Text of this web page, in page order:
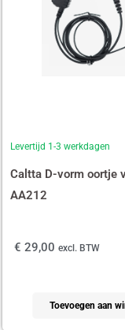
Levertijd 1-3 werkdagen
Caltta D-vorm oortje
AA212
€ 29,00 excl. BTW
Toevoegen aan